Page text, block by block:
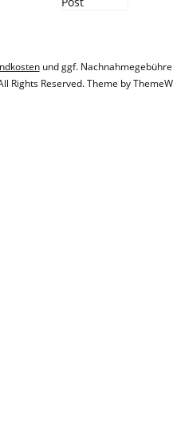
und ggf.
Rights Reserved. Theme by